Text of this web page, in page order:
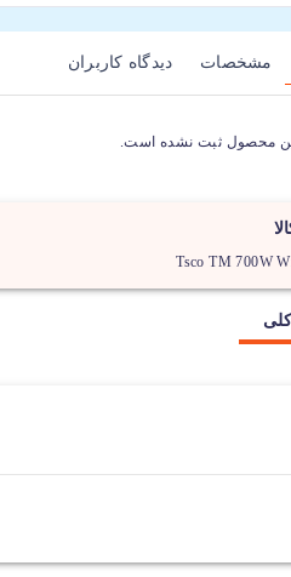
مشخصات دیدگاه کاربران
محصول ثبت نشده است.
Tsco TM 700W